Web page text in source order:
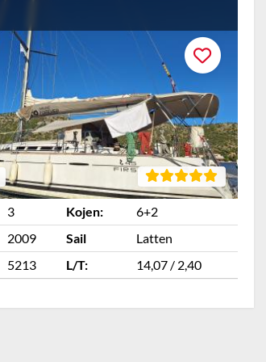
3 Kojen:
6+2
2009 Sail
Latten
5213 L/T: 14,07 / 2,40